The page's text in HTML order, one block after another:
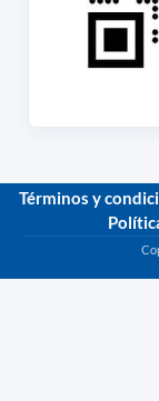
Términos y